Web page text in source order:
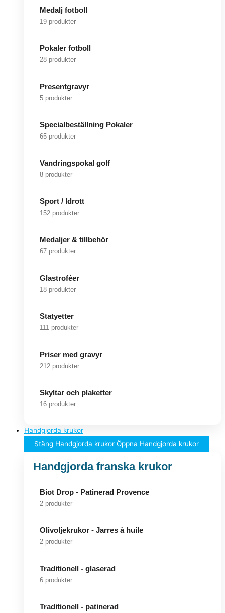
Medalj fotboll
19 produkter
Pokaler fotboll
28 produkter
Presentgravyr
5 produkter
Specialbeställning Pokaler
65 produkter
Vandringspokal golf
8 produkter
Sport / Idrott
152 produkter
Medaljer & tillbehör
67 produkter
Glastroféer
18 produkter
Statyetter
111 produkter
Priser med gravyr
212 produkter
Skyltar och plaketter
16 produkter
Handgjorda krukor
Stäng Handgjorda krukor Öppna Handgjorda krukor
Handgjorda franska krukor
Biot Drop - Patinerad Provence
2 produkter
Olivoljekrukor - Jarres à huile
2 produkter
Traditionell - glaserad
6 produkter
Traditionell - patinerad